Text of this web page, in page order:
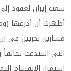
سعت إيران لعقود
أظهرت أن أذرعها
مسارين بحريين في
التي استدعت تحالفاً